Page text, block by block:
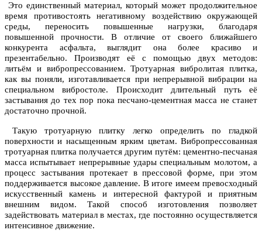
Это единственный материал, который может продолжительное
время противостоять негативному воздействию окружающей
среды, переносить повышенные нагрузки, благодаря
повышенной прочности. В отличие от своего ближайшего
конкурента асфальта, выглядит она более красиво и
презентабельно. Производят её с помощью двух методов:
литьём и вибропрессованием. Тротуарная вибролитая плитка,
как вы поняли, изготавливается при непрерывной вибрации на
специальном вибростоле. Происходит длительный путь её
застывания до тех пор пока песчано-цементная масса не станет
достаточно прочной.
Такую тротуарную плитку легко определить по гладкой
поверхности и насыщенным ярким цветам. Вибропрессованная
тротуарная плитка получается другим путём: цементно-песчаная
масса испытывает непрерывные удары специальным молотом, а
процесс застывания протекает в прессовой форме, при этом
поддерживается высокое давление. В итоге имеем превосходный
искусственный камень и интересной фактурой и приятным
внешним видом. Такой способ изготовления позволяет
задействовать материал в местах, где постоянно осуществляется
интенсивное движение.